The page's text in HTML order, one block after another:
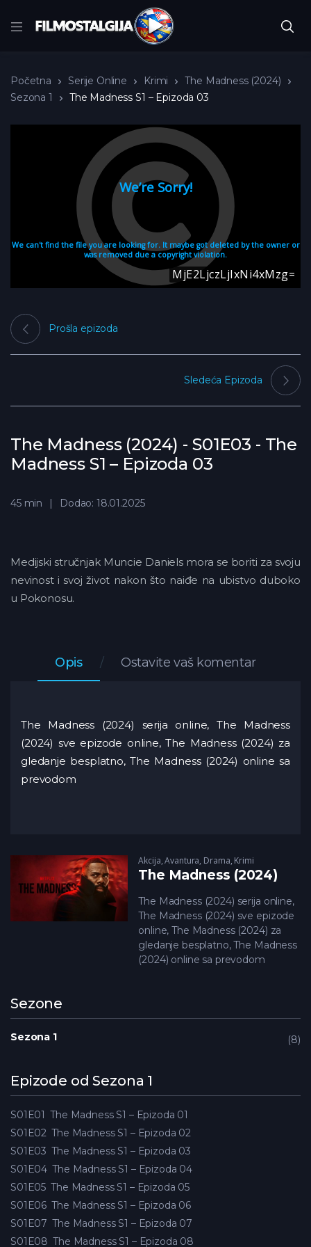
Početna Serije Online Krimi
The Madness (2024)
Sezona 1
The Madness S1 – Epizoda 03
The Madness (2024) - S01E03 - The
Madness S1 – Epizoda 03
Prošla epizoda
Sledeća Epizoda
45 min Dodao: 18.01.2025
Medijski stručnjak Muncie Daniels mora se boriti za svoju
nevinost i svoj život nakon što naiđe na ubistvo duboko
u Pokonosu.
Opis Ostavite vaš komentar
The Madness (2024) serija online, The Madness
(2024) sve epizode online, The Madness (2024) za
gledanje besplatno, The Madness (2024) online sa
prevodom
Akcija,Avantura, Drama, Krimi
The Madness (2024)
The Madness (2024) serija online,
The Madness (2024) sve epizode
online, The Madness (2024) za
gledanje besplatno, The Madness
(2024) online sa prevodom
Sezone
Sezona 1 8
Epizode od Sezona 1
S01E01 The Madness S1 – Epizoda 01
S01E02 The Madness S1 – Epizoda 02
S01E03 The Madness S1 – Epizoda 03
S01E04 The Madness S1 – Epizoda 04
S01E05 The Madness S1 – Epizoda 05
S01E06 The Madness S1 – Epizoda 06
S01E07 The Madness S1 – Epizoda 07
S01E08 The Madness S1 – Epizoda 08